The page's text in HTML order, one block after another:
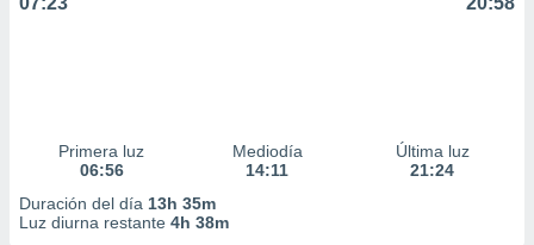
Primera luz
06:56
Mediodía
14:11
Última luz
21:24
Duración del día 13h 35m
Luz diurna restante 4h 38m